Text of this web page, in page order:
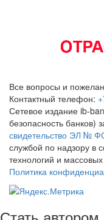
Все вопросы и
Контактный телефон:
Сетевое издание ib-
безопасность банков)
свидетельство ЭЛ №
службой по надзору в
технологий и
Политика